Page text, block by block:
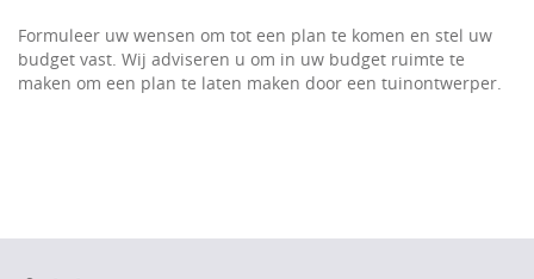
Formuleer uw wensen om tot een plan te komen en stel uw
budget vast. Wij adviseren u om in uw budget ruimte te
maken om een plan te laten maken door een tuinontwerper.